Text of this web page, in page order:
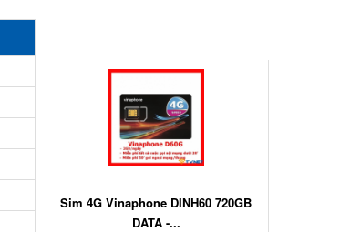
Sim 4G Vinaphone DINH60 720GB
DATA -...